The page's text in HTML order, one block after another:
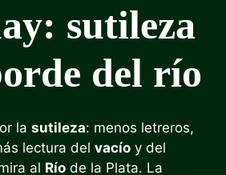
sutileza
del río
la sutileza: menos letreros,
lectura del vacío y del
al Río de la Plata. La